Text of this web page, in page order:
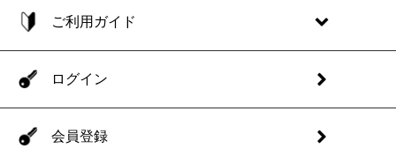
ご利用ガイド
ログイン
会員登録